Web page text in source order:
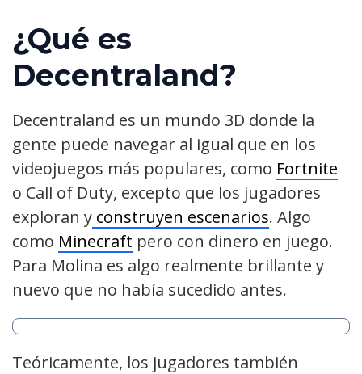
¿Qué es
Decentraland?
Decentraland es un mundo 3D donde la
gente puede navegar al igual que en los
videojuegos más populares, como Fortnite
o Call of Duty, excepto que los jugadores
exploran y construyen escenarios. Algo
como Minecraft pero con dinero en juego.
Para Molina es algo realmente brillante y
nuevo que no había sucedido antes.
Teóricamente, los jugadores también